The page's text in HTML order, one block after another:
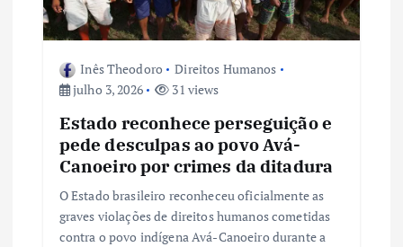
P
Inês Theodoro
Direitos Humanos
julho 3, 2026
31 views
Estado reconhece perseguição e
pede desculpas ao povo Avá-
Canoeiro por crimes da ditadura
O Estado brasileiro reconheceu oficialmente as
graves violações de direitos humanos cometidas
contra o povo indígena Avá-Canoeiro durante a